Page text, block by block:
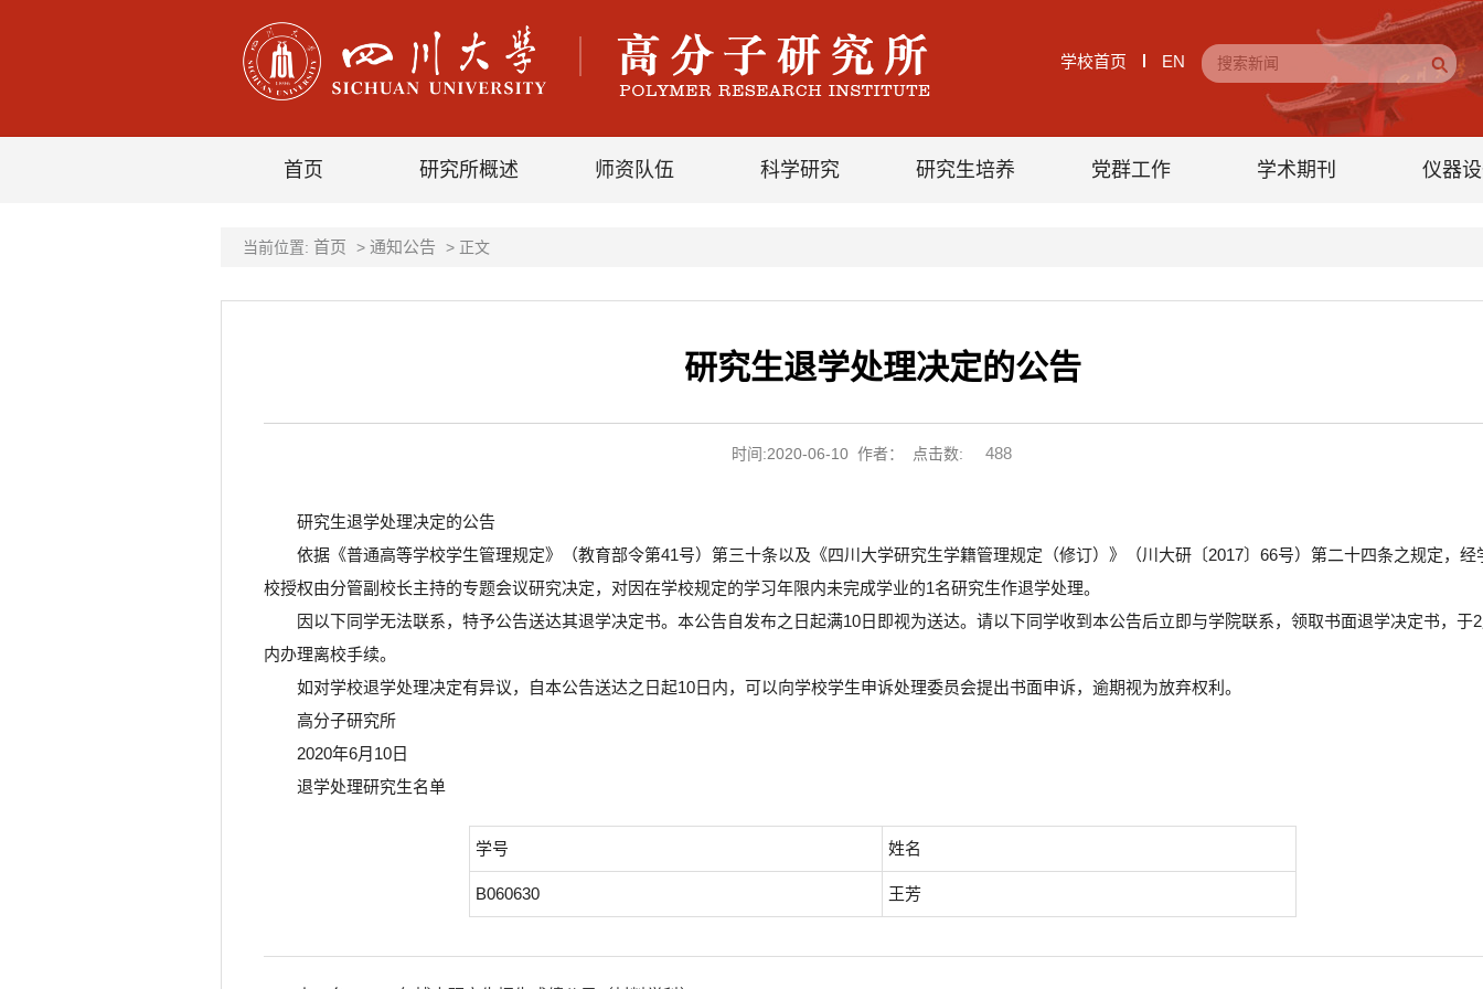
学校首页 EN
首页 研究所概述 师资队伍 科学研究 研究生培养 党群工作 学术期刊 仪器
当前位置: 首页 > 通知公告 > 正文
研究生退学处理决定的公告
时间:2020-06-10 作者： 点击数: 488
研究生退学处理决定的公告
依据《普通高等学校学生管理规定》（教育部令第41号）第三十条以及《四川大学研究生学籍管理规定（修订）》（川大研〔2017〕66号）第二十四条之规定，经
校授权由分管副校长主持的专题会议研究决定，对因在学校规定的学习年限内未完成学业的1名研究生作退学处理。
因以下同学无法联系，特予公告送达其退学决定书。本公告自发布之日起满10日即视为送达。请以下同学收到本公告后立即与学院联系，领取书面退学决定书，于
内办理离校手续。
如对学校退学处理决定有异议，自本公告送达之日起10日内，可以向学校学生申诉处理委员会提出书面申诉，逾期视为放弃权利。
高分子研究所
2020年6月10日
退学处理研究生名单
学号 姓名
B060630 王芳